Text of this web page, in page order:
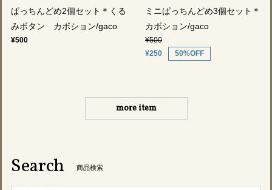
ぱっちんどめ2個セット＊くる
みボタン カボション/gaco
¥500
ミニぱっちんどめ3個セット＊
カボション/gaco
¥500
¥250
50%OFF
more item
Search 商品検索